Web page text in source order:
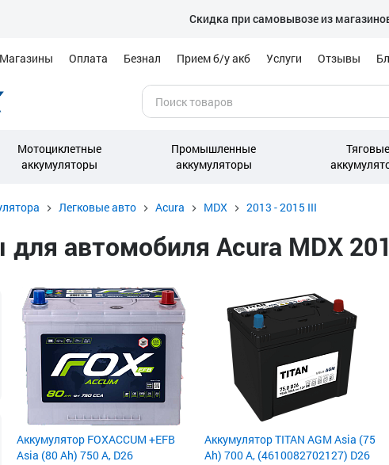
Скидка при самовывозе из
Магазины Оплата Безнал Прием б/у акб Услуги Отзывы
Мотоциклетные
аккумуляторы
Промышленные
аккумуляторы
Тяговые
Легковые авто Acura MDX 2013 - 2015 III
автомобиля Acura MDX
Аккумулятор FOXACCUM +EFB
Asia (80 Ah) 750 А, D26
Аккумулятор TITAN AGM Asia (75
Ah) 700 А, (4610082702127) D26